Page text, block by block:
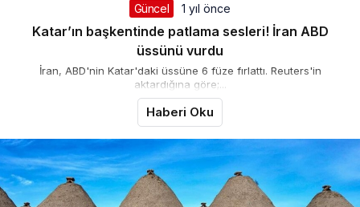
Güncel 1 yıl önce
Katar’ın başkentinde patlama sesleri! İran ABD
üssünü vurdu
İran, ABD'nin Katar'daki üssüne 6 füze fırlattı. Reuters'in
aktardığına göre;...
Haberi Oku